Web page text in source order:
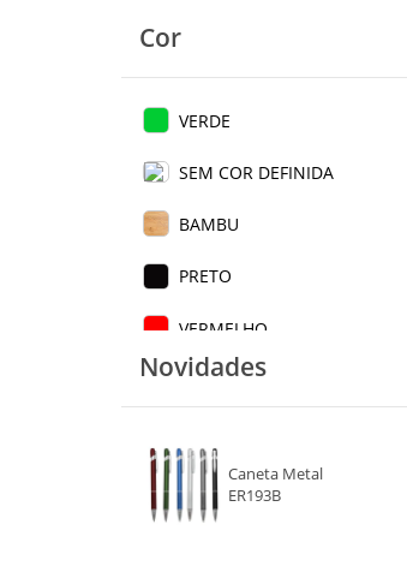
Cor
VERDE
SEM COR DEFINIDA
BAMBU
PRETO
VERMELHO
BRANCO 2
AZUL MÉDIO
Novidades
Caneta Metal
ER193B